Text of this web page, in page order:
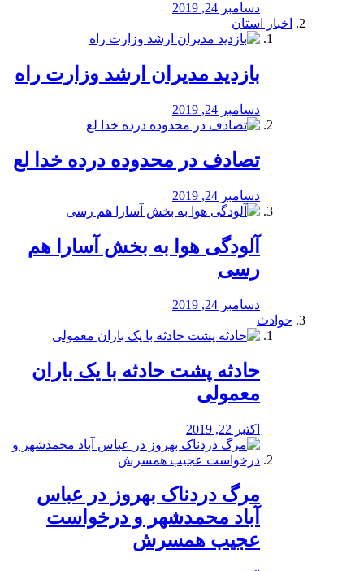
دسامبر 24, 2019
اخبار استان
بازدید مدیران ارشد وزارت راه
دسامبر 24, 2019
تصادف در محدوده درده خدا لع
دسامبر 24, 2019
آلودگی هوا به بخش آسارا هم
رسی
دسامبر 24, 2019
حوادث
️حادثه پشت حادثه با یک باران
معمولی
اکتبر 22, 2019
مرگ دردناک بهروز در عباس
آباد محمدشهر و درخواست
عجیب همسرش